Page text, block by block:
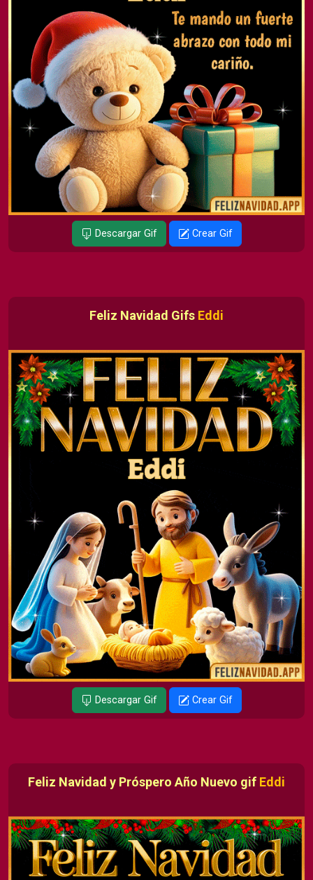
Descargar Gif Crear Gif
Feliz Navidad Gifs Eddi
Descargar Gif Crear Gif
Feliz Navidad y Próspero Año Nuevo gif Eddi